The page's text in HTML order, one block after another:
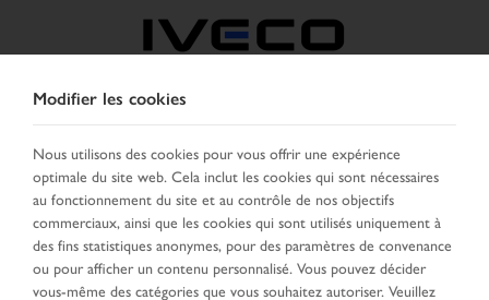
FRANCE
SELECTIONNER UN PAYS CHANGER DE LANGUE
Toggle
navigation
MENU
Modifier les cookies
Nous utilisons des cookies pour vous offrir une expérience
optimale du site web. Cela inclut les cookies qui sont nécessaires
au fonctionnement du site et au contrôle de nos objectifs
commerciaux, ainsi que les cookies qui sont utilisés uniquement à
des fins statistiques anonymes, pour des paramètres de convenance
ou pour afficher un contenu personnalisé. Vous pouvez décider
vous-même des catégories que vous souhaitez autoriser. Veuillez